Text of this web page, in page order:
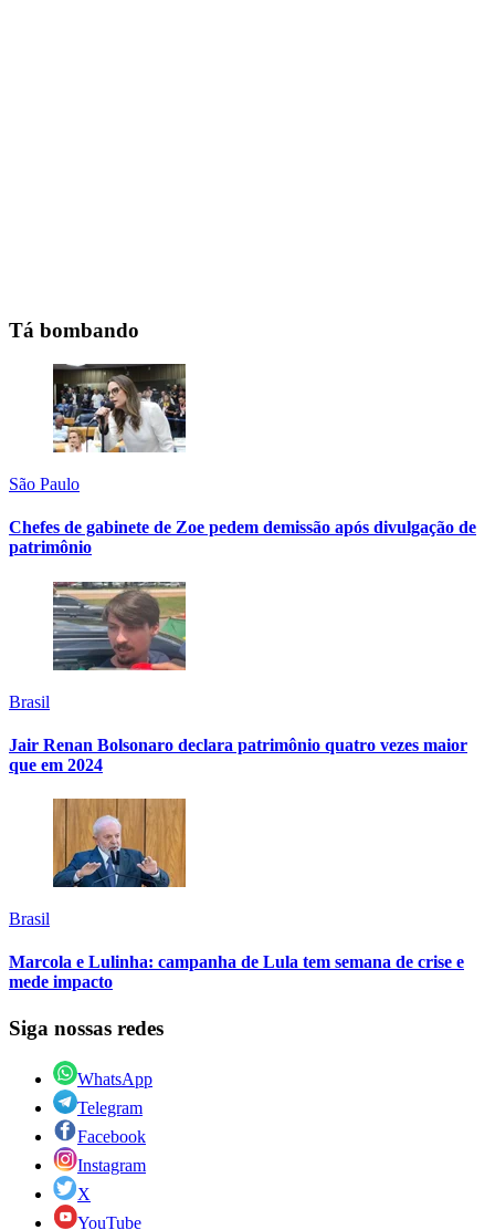
Tá bombando
São Paulo
Chefes de gabinete de Zoe pedem demissão após divulgação de
patrimônio
Brasil
Jair Renan Bolsonaro declara patrimônio quatro vezes maior
que em 2024
Brasil
Marcola e Lulinha: campanha de Lula tem semana de crise e
mede impacto
Siga nossas redes
WhatsApp
Telegram
Facebook
Instagram
X
YouTube